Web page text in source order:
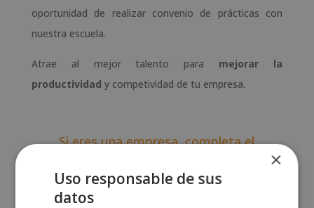
oportunidad de realizar convenio de prácticas con
nuestra escuela.
Atrae al mejor talento para mejorar la
productividad y competividad de tu empresa.
Si eres una empresa, completa el
talento.
×
Uso responsable de sus
datos